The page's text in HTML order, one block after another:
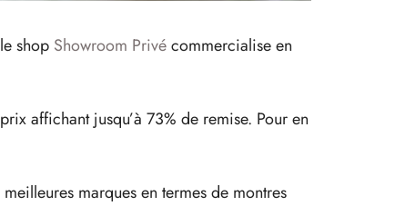
shop Showroom Privécommercialise en
affichant jusqu’à 73% de remise. Pour en
marques en termes de montres